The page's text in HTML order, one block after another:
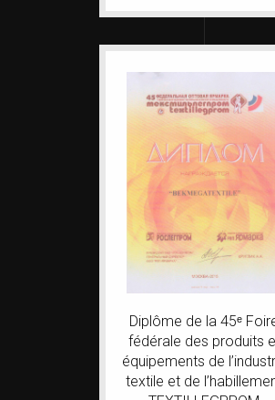
Diplôme de la 45ᵉ
fédérale des produits
équipements de
textile et de